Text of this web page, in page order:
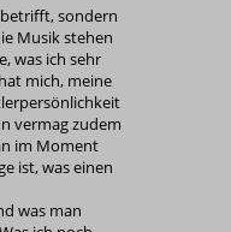
sondern
Musik stehen
was ich sehr
mich, meine
vermag zudem
im Moment
ist, was einen
was man